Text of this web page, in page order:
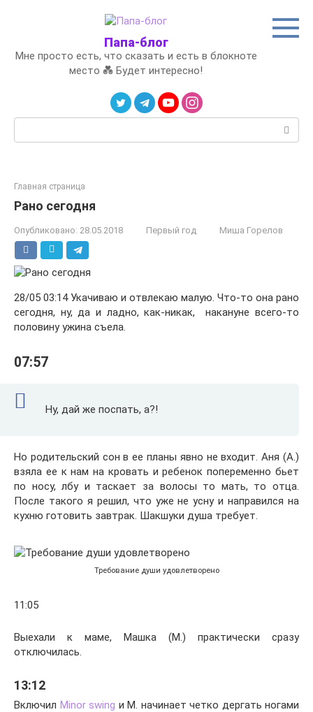
Папа-блог
Мне просто есть, что сказать и есть в блокноте
место 💑 Будет интересно!
Главная страница
Рано сегодня
Опубликовано: 28.05.2018 Первый год Миша Горелов
28/05 03:14 Укачиваю и отвлекаю малую. Что-то она рано
сегодня, ну, да и ладно, как-никак, накануне всего-то
половину ужина съела.
07:57
Ну, дай же поспать, а?!
Но родительский сон в ее планы явно не входит. Аня (А.)
взяла ее к нам на кровать и ребенок попеременно бьет
по носу, лбу и таскает за волосы то мать, то отца.
После такого я решил, что уже не усну и направился на
кухню готовить завтрак. Шакшуки душа требует.
Требование души удовлетворено
11:05
Выехали к маме, Машка (М.) практически сразу
отключилась.
13:12
Включил Minor swing и М. начинает четко дергать ногами